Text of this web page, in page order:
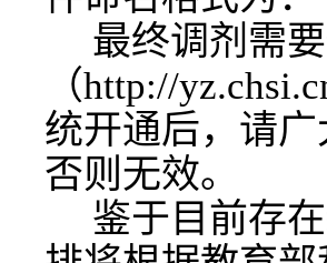
最终调剂需
（http://
统开通后，请
否则无效。
鉴于目前存